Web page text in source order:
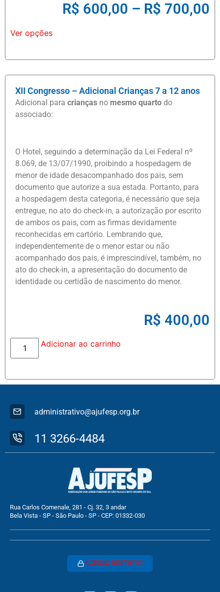
R$ 600,00 – R$ 700,00
Ver opções
XII Congresso – Adicional Crianças 7 a 12 anos
Adicional para crianças no mesmo quarto do
associado:
O Hotel, seguindo a determinação da Lei Federal nº
8.069, de 13/07/1990, proibindo a hospedagem de
menor de idade desacompanhado dos pais, sem
documento que autorize a sua estada. Portanto, para
a hospedagem desta categoria, é necessário que seja
entregue, no ato do check-in, a autorização por escrito
de ambos os pais, com as firmas devidamente
reconhecidas em cartório. Lembrando que,
independentemente de o menor estar ou não
acompanhado dos pais, é imprescindível, também, no
ato do check-in, a apresentação do documento de
identidade ou certidão de nascimento do menor.
R$ 400,00
Adicionar ao carrinho
administrativo@ajufesp.org.br
11 3266-4484
Rua Carlos Comenale, 281 - Cj. 32, 3 andar
Bela Vista - SP - São Paulo - SP - CEP: 01332-030
ACESSO RESTRITO